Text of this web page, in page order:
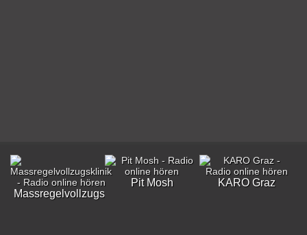
Massregelvollzugsklinik
Pit Mosh KARO Graz